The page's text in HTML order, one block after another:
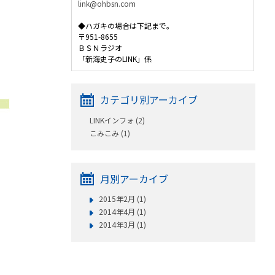
link@ohbsn.com
◆ハガキの場合は下記まで。
〒951-8655
ＢＳＮラジオ
「新海史子のLINK」係
カテゴリ別アーカイブ
LINKインフォ (2)
こみこみ (1)
月別アーカイブ
2015年2月 (1)
2014年4月 (1)
2014年3月 (1)